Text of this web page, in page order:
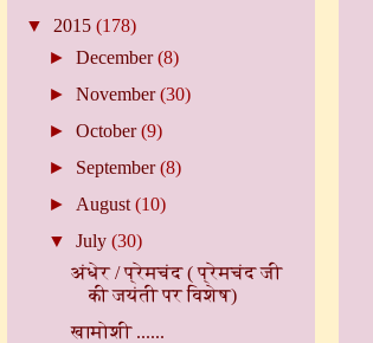
▼ 2015 (178)
► December(8)
► November(30)
► October(9)
► September(8)
► August (10)
▼ July (30)
अंधेर / प्रेमचंद ( प्रेमचंद जी
की जयंती पर विशेष)
खामोशी ......